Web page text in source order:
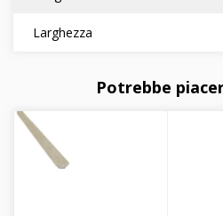
Larghezza
Potrebbe